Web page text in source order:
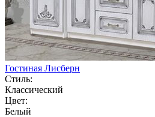
Гостиная Лисберн
Стиль:
Классический
Цвет:
Белый